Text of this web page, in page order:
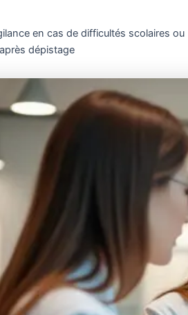
en cas de difficultés scolaires ou
dépistage